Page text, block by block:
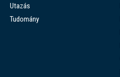
Utazás
Tudomány